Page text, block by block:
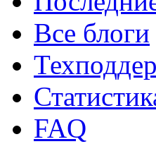
Все блоги
FAQ